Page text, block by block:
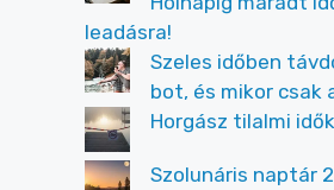
leadásra!
Szeles időben
bot, és mikor csak
Horgász tilalmi
Szolunáris naptár